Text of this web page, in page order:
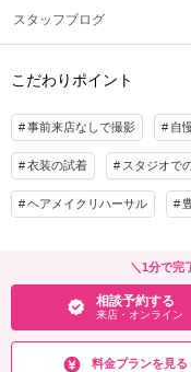
スタッフブログ
こだわりポイント
事前来店なしで撮影 自
衣装の試着 スタジオで
ヘアメイクリハーサル
＼1分で完
相談予約する
来店・オンライン
料金プランを見る